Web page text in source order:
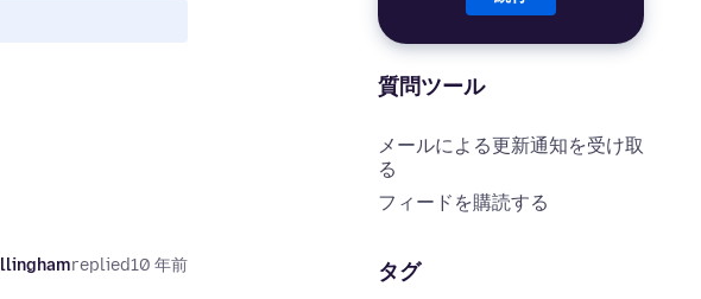
質問ツール
メールによる更新通知を受け取
る
フィードを購読する
タグ
replied10 年前